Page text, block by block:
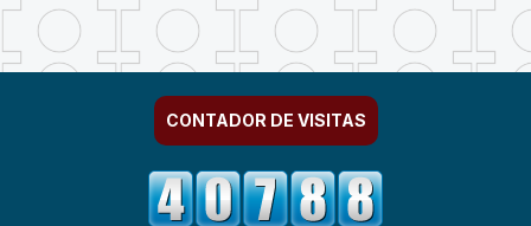
CONTADOR DE VISITAS